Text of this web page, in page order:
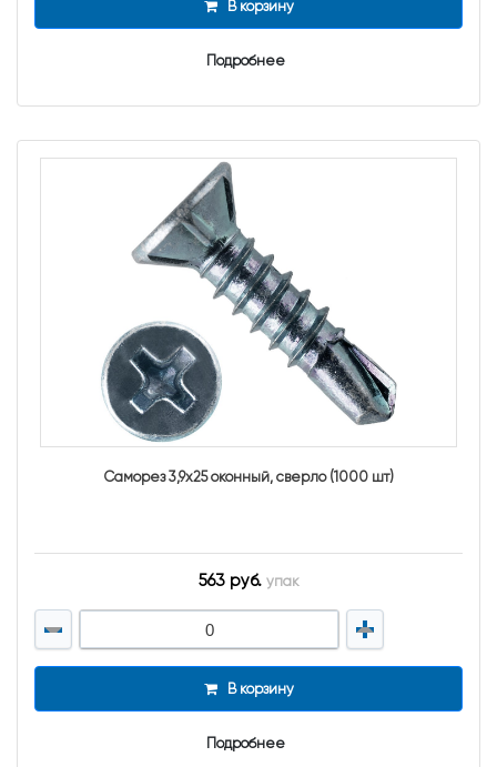
В корзину
Подробнее
Саморез 3,9х25 оконный, сверло (1000 шт)
563 руб. упак
В корзину
Подробнее